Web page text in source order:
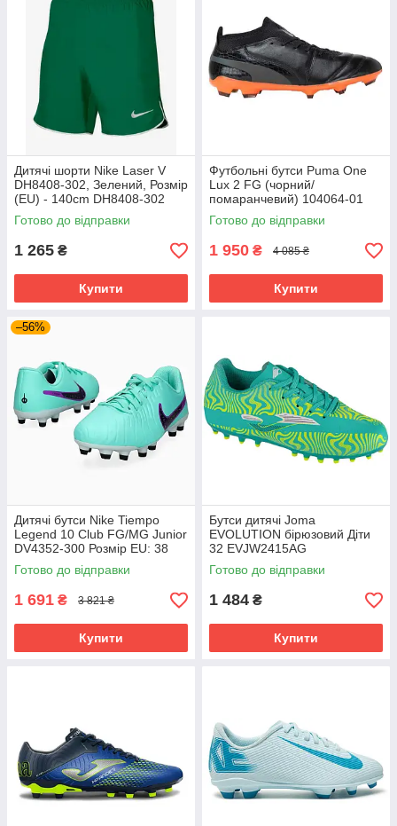
Дитячі шорти Nike Laser V
DH8408-302, Зелений, Розмір
(EU) - 140cm DH8408-302
Готово до відправки
1 265 ₴
Купити
Футбольні бутси Puma One
Lux 2 FG (чорний/
помаранчевий) 104064-01
Розмір EU: 44
Готово до відправки
1 950 ₴ 4 085 ₴
Купити
–56%
Дитячі бутси Nike Tiempo
Legend 10 Club FG/MG Junior
DV4352-300 Розмір EU: 38
Готово до відправки
1 691 ₴ 3 821 ₴
Купити
Бутси дитячі Joma
EVOLUTION бірюзовий Діти
32 EVJW2415AG
Готово до відправки
1 484 ₴
Купити